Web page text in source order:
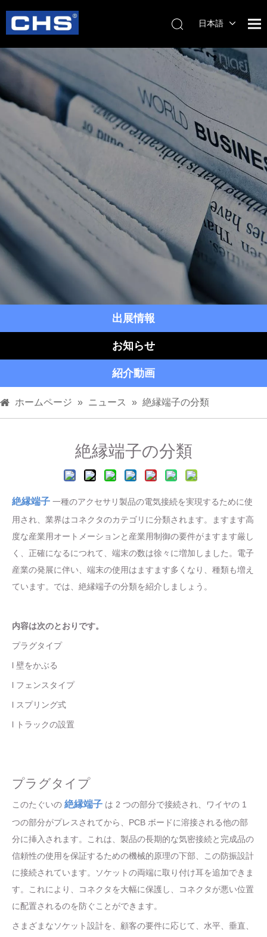
日本語
简体中
出展情報
お知らせ
紹介動画
ホームページ » ニュース » 絶縁端子の分類
絶縁端子の分類
絶縁端子 一種のアクセサリ製品の電気接続を実現するために使
用され、業界はコネクタのカテゴリに分類されます。ますます高
度な産業用オートメーションと産業用制御の要件がますます厳し
く、正確になるにつれて、端末の数は徐々に増加しました。電子
産業の発展に伴い、端末の使用はますます多くなり、種類も増え
ています。では、絶縁端子の分類を紹介しましょう。
内容は次のとおりです。
プラグタイプ
l 壁をかぶる
l フェンスタイプ
l スプリング式
l トラックの設置
プラグタイプ
このたぐいの 絶縁端子 は 2 つの部分で接続され、ワイヤの 1
つの部分がプレスされてから、PCB ボードに溶接される他の部
分に挿入されます。これは、製品の長期的な気密接続と完成品の
信頼性の使用を保証するための機械的原理の下部、この防振設計
に接続されています。ソケットの両端に取り付け耳を追加できま
す。これにより、コネクタを大幅に保護し、コネクタが悪い位置
に配置されるのを防ぐことができます。
さまざまなソケット設計を、顧客の要件に応じて、水平、垂直、